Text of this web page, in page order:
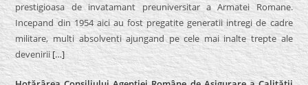
prestigioasa de invatamant preuniversitar a Armatei Romane.
Incepand din 1954 aici au fost pregatite generatii intregi de cadre
militare, multi absolventi ajungand pe cele mai inalte trepte ale
devenirii[…]